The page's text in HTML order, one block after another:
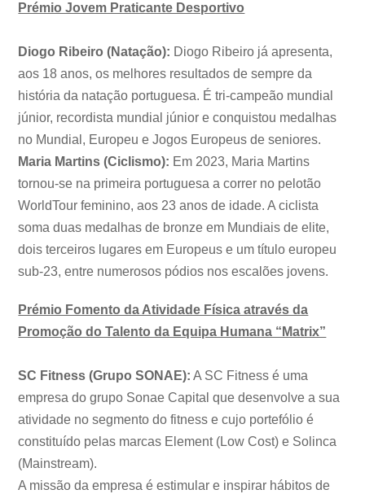
Prémio Jovem Praticante Desportivo
Diogo Ribeiro (Natação): Diogo Ribeiro já apresenta,
aos 18 anos, os melhores resultados de sempre da
história da natação portuguesa. É tri-campeão mundial
júnior, recordista mundial júnior e conquistou medalhas
no Mundial, Europeu e Jogos Europeus de seniores.
Maria Martins (Ciclismo): Em 2023, Maria Martins
tornou-se na primeira portuguesa a correr no pelotão
WorldTour feminino, aos 23 anos de idade. A ciclista
soma duas medalhas de bronze em Mundiais de elite,
dois terceiros lugares em Europeus e um título europeu
sub-23, entre numerosos pódios nos escalões jovens.
Prémio Fomento da Atividade Física através da
Promoção do Talento da Equipa Humana “Matrix”
SC Fitness (Grupo SONAE): A SC Fitness é uma
empresa do grupo Sonae Capital que desenvolve a sua
atividade no segmento do fitness e cujo portefólio é
constituído pelas marcas Element (Low Cost) e Solinca
(Mainstream).
A missão da empresa é estimular e inspirar hábitos de